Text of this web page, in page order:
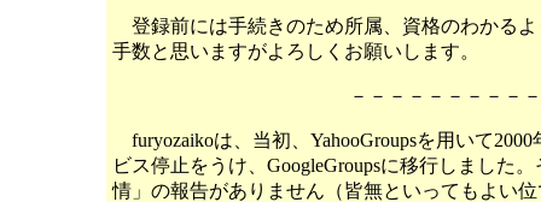
登録前には手続きのため所属、資格のわかる
手数と思いますがよろしくお願いします。
－－－－－－－－－
furyozaikoは、当初、YahooGroupsを用いて
ビス停止をうけ、GoogleGroupsに移行しました
情」の報告がありません（皆無といってもよい